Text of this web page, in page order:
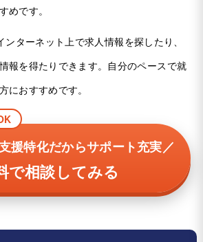
めです。
ンターネット上で求人情報を探したり、
報を得たりできます。自分のペースで就
におすすめです。
援特化だからサポート充実／
で相談してみる